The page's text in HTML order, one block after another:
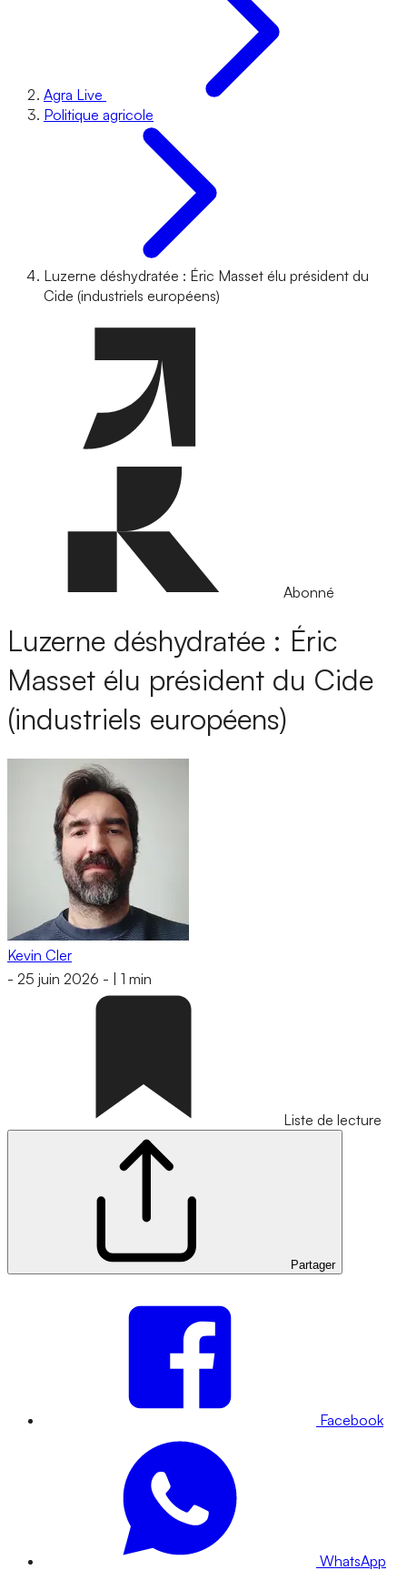
Agra Live
Politique agricole
Luzerne déshydratée : Éric Masset élu président du
Cide (industriels européens)
Abonné
Luzerne déshydratée : Éric
Masset élu président du Cide
(industriels européens)
Kevin Cler
- 25 juin 2026 - 1 min
Liste de lecture
Partager
Facebook
WhatsApp